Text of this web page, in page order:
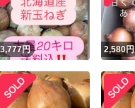
3,777円 2,580円